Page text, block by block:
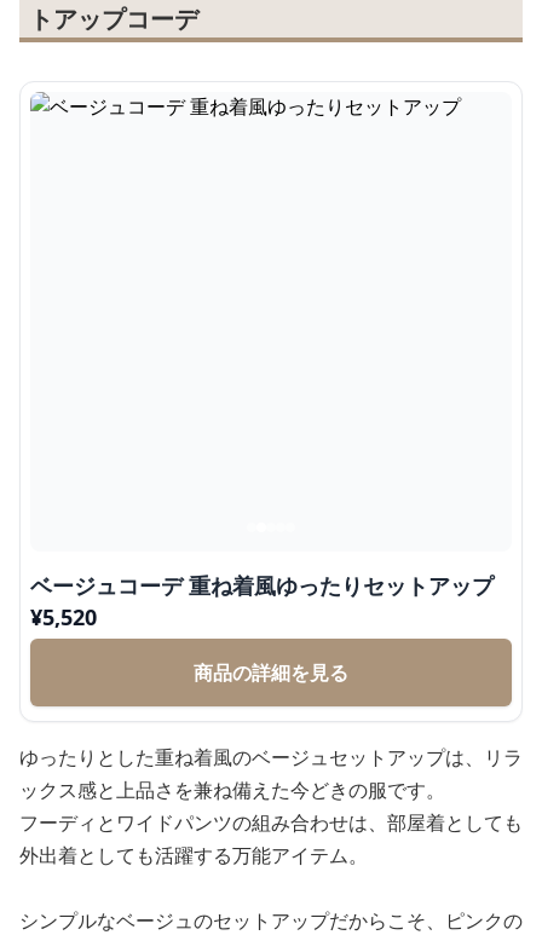
トアップコーデ
ベージュコーデ 重ね着風ゆったりセットアップ
¥5,520
商品の詳細を見る
ゆったりとした重ね着風のベージュセットアップは、リラ
ックス感と上品さを兼ね備えた今どきの服です。
フーディとワイドパンツの組み合わせは、部屋着としても
外出着としても活躍する万能アイテム。
シンプルなベージュのセットアップだからこそ、ピンクの